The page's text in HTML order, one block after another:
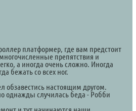
платформер, где вам предстоит
препятствия и
а иногда очень сложно. Иногда
бежать со всех ног.
обзавестись настоящим другом.
однажды случилась беда - Робби